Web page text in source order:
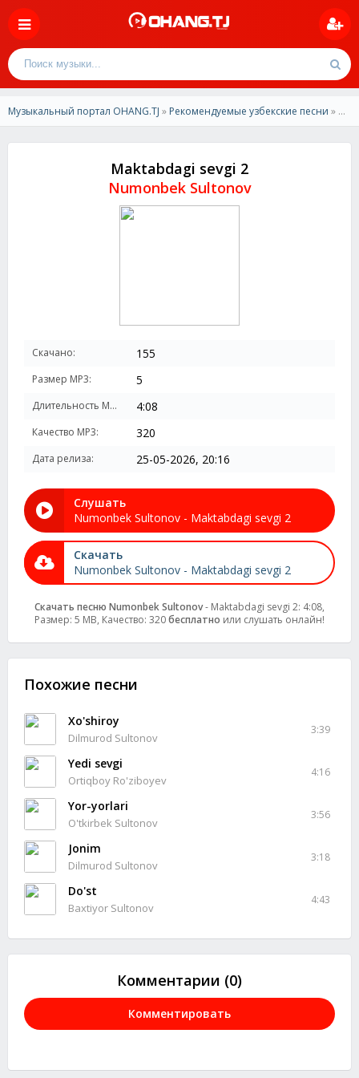
Музыкальный портал OHANG.TJ » Рекомендуемые узбекские песни » Numonbek Sultonov – Maktabdagi sevgi 2
Maktabdagi sevgi 2
Numonbek Sultonov
Скачано: 155
Размер MP3: 5
Длительность MP3: 4:08
Качество MP3: 320
Дата релиза: 25-05-2026, 20:16
Слушать
Numonbek Sultonov - Maktabdagi sevgi 2
Скачать
Numonbek Sultonov - Maktabdagi sevgi 2
Скачать песню Numonbek Sultonov- Maktabdagi sevgi 2: 4:08,
Размер: 5 MB, Качество: 320бесплатно или слушать онлайн!
Похожие песни
Xo'shiroy
Dilmurod Sultonov
3:39
Yedi sevgi
Ortiqboy Ro'ziboyev
4:16
Yor-yorlari
O'tkirbek Sultonov
3:56
Jonim
Dilmurod Sultonov
3:18
Do'st
Baxtiyor Sultonov
4:43
Комментарии (0)
Комментировать